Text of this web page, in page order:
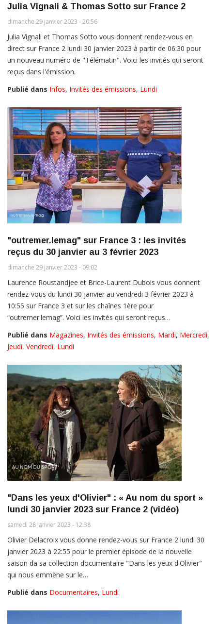
Julia Vignali & Thomas Sotto sur France 2
dimanche 29 janvier 2023 - 20:56
Julia Vignali et Thomas Sotto vous donnent rendez-vous en
direct sur France 2 lundi 30 janvier 2023 à partir de 06:30 pour
un nouveau numéro de "Télématin". Voici les invités qui seront
reçus dans l'émission.
Publié dans Infos, Invités des émissions, Lundi
"outremer.lemag" sur France 3 : les invités
reçus du 30 janvier au 3 février 2023
dimanche 29 janvier 2023 - 09:02
Laurence Roustandjee et Brice-Laurent Dubois vous donnent
rendez-vous du lundi 30 janvier au vendredi 3 février 2023 à
10:55 sur France 3 et sur les chaînes 1ère pour
“outremer.lemag”. Voici les invités qui seront reçus…
Publié dans Magazines, Invités des émissions, Mardi, Mercredi,
Jeudi, Vendredi, Lundi
"Dans les yeux d'Olivier" : « Au nom du sport »
lundi 30 janvier 2023 sur France 2 (vidéo)
samedi 28 janvier 2023 - 12:38
Olivier Delacroix vous donne rendez-vous sur France 2 lundi 30
janvier 2023 à 22:55 pour le premier épisode de la nouvelle
saison da sa collection documentaire "Dans les yeux d'Olivier"
qui nous emmène sur le…
Publié dans Documentaires, Lundi